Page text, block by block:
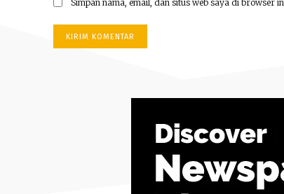
Simpan nama, email, dan situs web saya di browser